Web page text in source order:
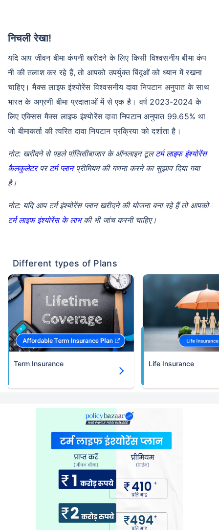
निचली रेखा!
यदि आप जीवन बीमा कंपनी खरीदने के लिए किसी विश्वसनीय बीमा कंप
नी की तलाश कर रहे हैं, तो आपको उपर्युक्त बिंदुओं को ध्यान में रखना
चाहिए। मैक्स लाइफ इंश्योरेंस विश्वसनीय दावा निपटान अनुपात के साथ
भारत के अग्रणी बीमा प्रदाताओं में से एक है। वर्ष 2023-2024 के
लिए एक्सिस मैक्स लाइफ इंश्योरेंस दावा निपटान अनुपात 99.65% था
जो बीमाकर्ता की त्वरित दावा निपटान प्रक्रिया को दर्शाता है।
नोट: खरीदने से पहले पॉलिसीबाजार के ऑनलाइन टूल टर्म लाइफ इंश्योरेंस
कैलकुलेटरपर टर्म प्लानप्रीमियम की गणना करने का सुझाव दिया गया
है।
नोट: यदि आप टर्म इंश्योरेंस प्लान खरीदने की योजना बना रहे हैं तो आपको
टर्म लाइफ इंश्योरेंस के लाभकी भी जांच करनी चाहिए।
Different types of Plans
Term Insurance Life Insurance